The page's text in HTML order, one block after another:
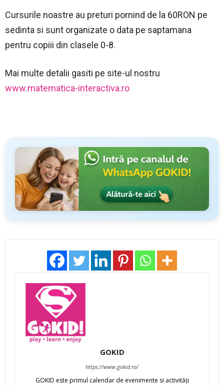
Cursurile noastre au preturi pornind de la 60RON pe
sedinta si sunt organizate o data pe saptamana
pentru copiii din clasele 0-8.
Mai multe detalii gasiti pe site-ul nostru
www.matematica-interactiva.ro
GOKID
https://www.gokid.ro/
GOKID este primul calendar de evenimente si activităţi